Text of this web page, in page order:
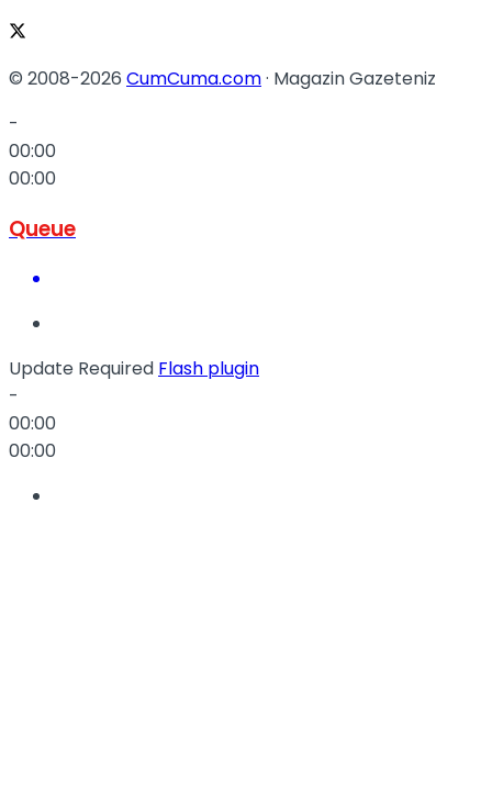
© 2008-2026 CumCuma.com· Magazin Gazeteniz
-
00:00
00:00
Queue
Update Required Flash plugin
-
00:00
00:00